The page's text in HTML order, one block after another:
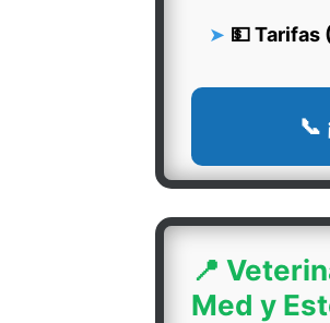
💵 Tarifas
📞
📍
Med y